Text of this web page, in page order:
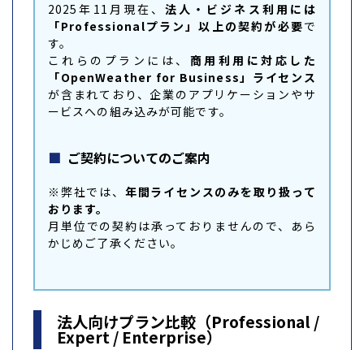
2025年11月現在、法人・ビジネス利用には
「Professionalプラン」以上の契約が必要で
す。
これらのプランには、 商用利用に対応した
「OpenWeather for Business」ライセンス
が含まれており、企業のアプリケーションやサ
ービスへの組み込みが可能です。
ご契約についてのご案内
※弊社では、 年間ライセンスのみを取り扱って
おります。
月単位での契約は承っておりませんので、あら
かじめご了承ください。
法人向けプラン比較（Professional /
Expert / Enterprise）